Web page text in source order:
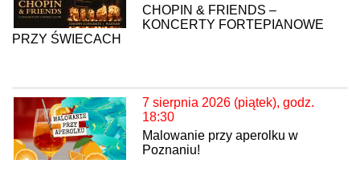
CHOPIN & FRIENDS –
KONCERTY FORTEPIANOWE
PRZY ŚWIECACH
7 sierpnia 2026 (piątek), godz.
18:30
Malowanie przy aperolku w
Poznaniu!